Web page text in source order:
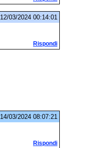
12/03/2024 00:14:01
Rispondi
14/03/2024 08:07:21
Rispondi